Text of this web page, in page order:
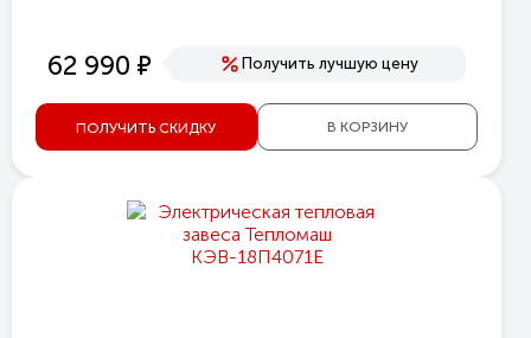
62 990 е Получить лучшую цену
ПОЛУЧИТЬ СКИДКУ В КОРЗИНУ